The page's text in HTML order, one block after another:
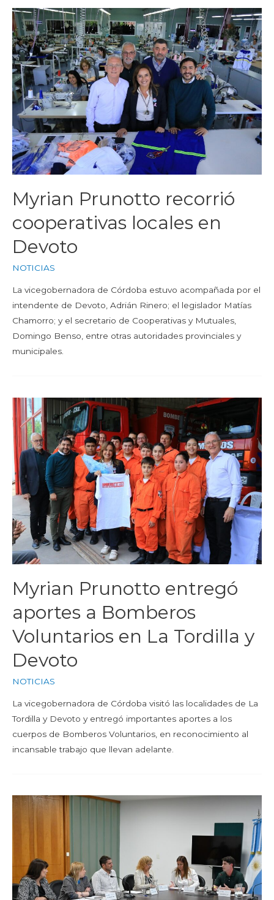
Myrian Prunotto recorrió
cooperativas locales en
Devoto
NOTICIAS
La vicegobernadora de Córdoba estuvo acompañada por el
intendente de Devoto, Adrián Rinero; el legislador Matías
Chamorro; y el secretario de Cooperativas y Mutuales,
Domingo Benso, entre otras autoridades provinciales y
municipales.
Myrian Prunotto entregó
aportes a Bomberos
Voluntarios en La Tordilla y
Devoto
NOTICIAS
La vicegobernadora de Córdoba visitó las localidades de La
Tordilla y Devoto y entregó importantes aportes a los
cuerpos de Bomberos Voluntarios, en reconocimiento al
incansable trabajo que llevan adelante.